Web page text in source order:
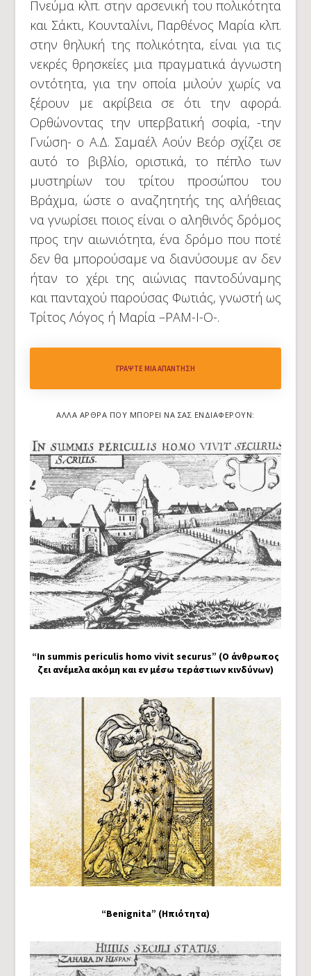
Πνεύμα κλπ. στην αρσενική του πολικότητα
και Σάκτι, Κουνταλίνι, Παρθένος Μαρία κλπ.
στην θηλυκή της πολικότητα, είναι για τις
νεκρές θρησκείες μια πραγματικά άγνωστη
οντότητα, για την οποία μιλούν χωρίς να
ξέρουν με ακρίβεια σε ότι την αφορά.
Ορθώνοντας την υπερβατική σοφία, -την
Γνώση- ο Α.Δ. Σαμαέλ Αούν Βεόρ σχίζει σε
αυτό το βιβλίο, οριστικά, το πέπλο των
μυστηρίων του τρίτου προσώπου του
Βράχμα, ώστε ο αναζητητής της αλήθειας
να γνωρίσει ποιος είναι ο αληθινός δρόμος
προς την αιωνιότητα, ένα δρόμο που ποτέ
δεν θα μπορούσαμε να διανύσουμε αν δεν
ήταν το χέρι της αιώνιας παντοδύναμης
και πανταχού παρούσας Φωτιάς, γνωστή ως
Τρίτος Λόγος ή Μαρία –ΡΑΜ-Ι-Ο-.
ΓΡΆΨΤΕ ΜΙΑ ΑΠΆΝΤΗΣΗ
ΆΛΛΑ ΆΡΘΡΑ ΠΟΥ ΜΠΟΡΕΊ ΝΑ ΣΑΣ ΕΝΔΙΑΦΈΡΟΥΝ:
“In summis periculis homo vivit securus” (Ο άνθρωπος
ζει ανέμελα ακόμη και εν μέσω τεράστιων κινδύνων)
“Benignita” (Ηπιότητα)